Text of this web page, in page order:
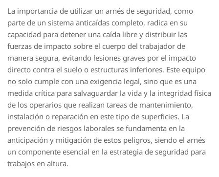
La importancia de utilizar un arnés de seguridad, como
parte de un sistema anticaídas completo, radica en su
capacidad para detener una caída libre y distribuir las
fuerzas de impacto sobre el cuerpo del trabajador de
manera segura, evitando lesiones graves por el impacto
directo contra el suelo o estructuras inferiores. Este equipo
no solo cumple con una exigencia legal, sino que es una
medida crítica para salvaguardar la vida y la integridad física
de los operarios que realizan tareas de mantenimiento,
instalación o reparación en este tipo de superficies. La
prevención de riesgos laborales se fundamenta en la
anticipación y mitigación de estos peligros, siendo el arnés
un componente esencial en la estrategia de seguridad para
trabajos en altura.